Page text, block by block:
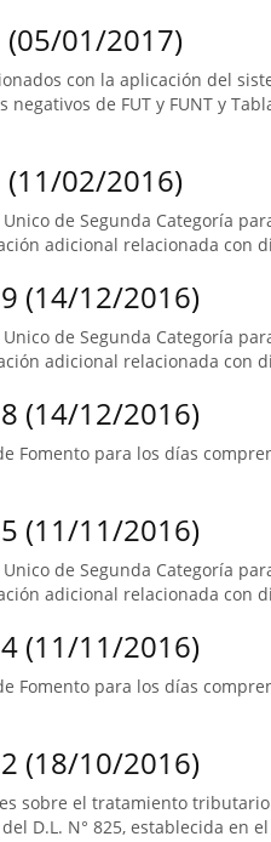
(05/01/2017)
con la aplicación del
negativos de FUT y FUNT y
(11/02/2016)
de Segunda Categoría
adicional relacionada con
(14/12/2016)
de Segunda Categoría
adicional relacionada con
(14/12/2016)
Fomento para los días
(11/11/2016)
de Segunda Categoría
adicional relacionada con
(11/11/2016)
Fomento para los días
(18/10/2016)
sobre el tratamiento
D.L. N° 825, establecida en